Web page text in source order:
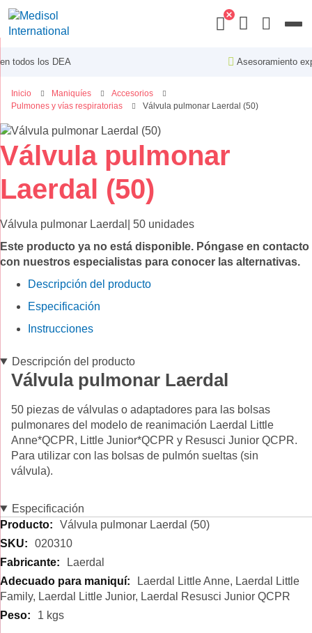
Asesoramiento experto
Inicio Maniquíes
Accesorios
Pulmones y vías respiratorias
Válvula pulmonar Laerdal (50)
Saltar
al
final
de
Saltar
al
galería
imágenes
Válvula pulmonar
Laerdal (50)
Válvula pulmonar Laerdal| 50 unidades
Este producto ya no está disponible. Póngase en contacto
con nuestros especialistas para conocer las alternativas.
Descripción del producto
Especificación
Instrucciones
Descripción del producto
Válvula pulmonar Laerdal
50 piezas de válvulas o adaptadores para las bolsas
pulmonares del modelo de reanimación Laerdal Little
Anne*QCPR, Little Junior*QCPR y Resusci Junior QCPR.
Para utilizar con las bolsas de pulmón sueltas (sin
válvula).
Especificación
EspecificaciónVálvula pulmonar Laerdal (50)
020310
Laerdal
Laerdal Little Anne, Laerdal Little
Family, Laerdal Little Junior, Laerdal Resusci Junior QCPR
1 kgs